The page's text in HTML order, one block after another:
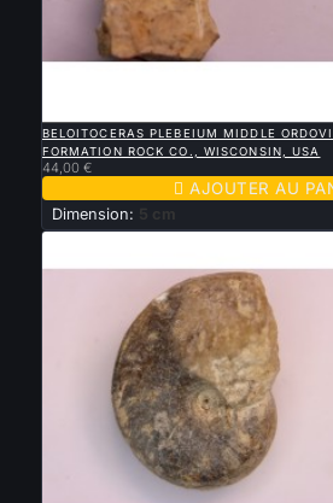
BELOITOCERAS PLEBEIUM MIDDLE
FORMATION ROCK CO., WISCONSIN, USA
44,00 €
 AJOUTER AU
Dimension: 5 cm